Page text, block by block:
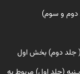
دوم و سوم)
( جلد دوم) بخش اول